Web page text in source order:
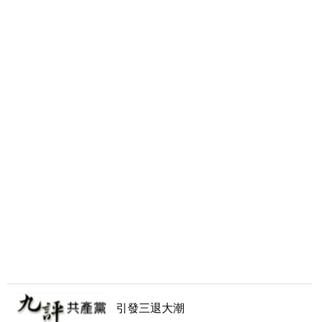
引發三退大潮